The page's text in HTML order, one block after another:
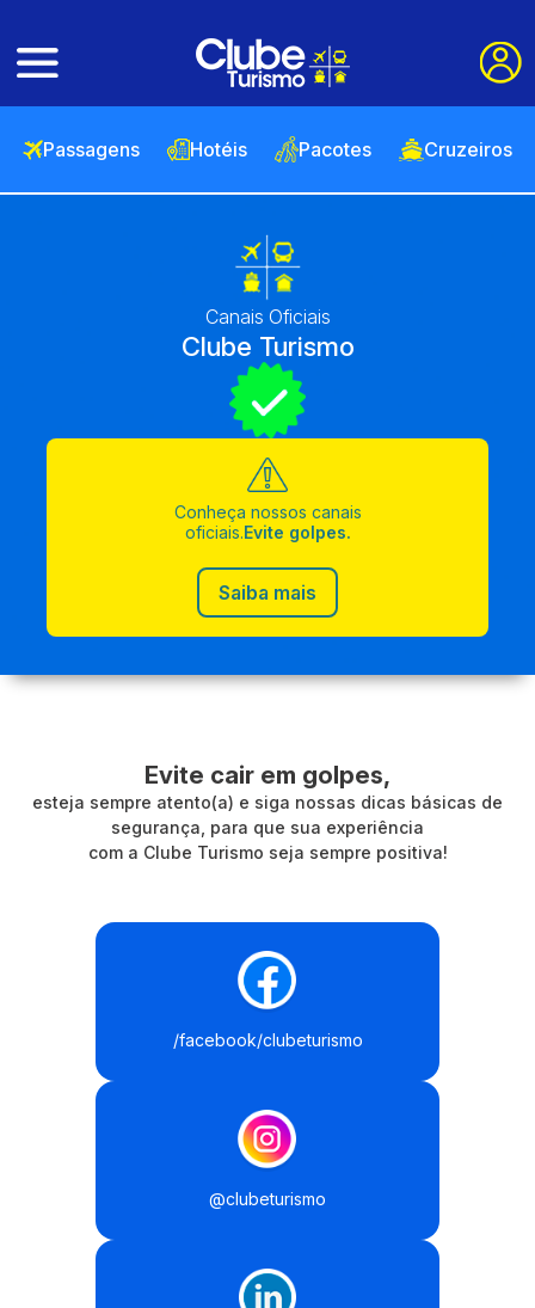
Passagens Hotéis Pacotes Cruzeiros
Canais Oficiais
Clube Turismo
Conheça nossos canais
oficiais.Evite golpes.
Saiba mais
Evite cair em golpes,
esteja sempre atento(a) e siga nossas dicas básicas de
segurança, para que sua experiência
com a Clube Turismo seja sempre positiva!
/facebook/clubeturismo
@clubeturismo